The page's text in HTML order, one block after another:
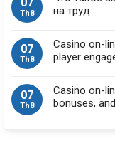
Th8
на труд
07
Th8
Casino on-
player
07
Th8
Casino on-
bonuses,